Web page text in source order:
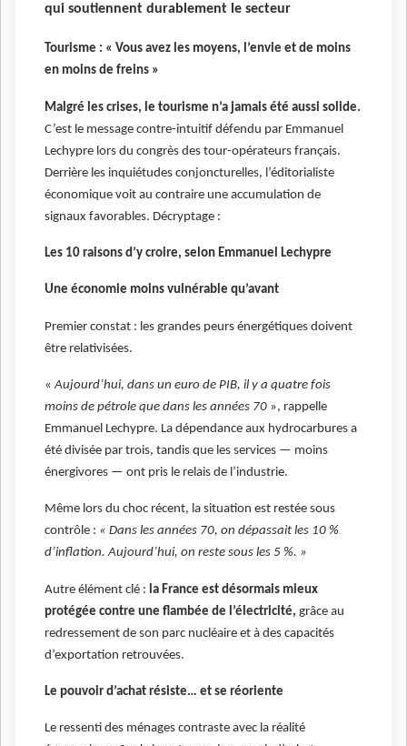
qui soutiennent durablement le secteur
Tourisme : « Vous avez les moyens, l’envie et de moins
en moins de freins »
Malgré les crises, le tourisme n’a jamais été aussi solide.
C’est le message contre-intuitif défendu par Emmanuel
Lechypre lors du congrès des tour-opérateurs français.
Derrière les inquiétudes conjoncturelles, l’éditorialiste
économique voit au contraire une accumulation de
signaux favorables. Décryptage :
Les 10 raisons d’y croire, selon Emmanuel Lechypre
Une économie moins vulnérable qu’avant
Premier constat : les grandes peurs énergétiques doivent
être relativisées.
«Aujourd’hui, dans un euro de PIB, il y a quatre fois
moins de pétrole que dans les années 70 », rappelle
Emmanuel Lechypre. La dépendance aux hydrocarbures a
été divisée par trois, tandis que les services — moins
énergivores — ont pris le relais de l’industrie.
Même lors du choc récent, la situation est restée sous
contrôle : « Dans les années 70, on dépassait les 10 %
d’inflation. Aujourd’hui, on reste sous les 5 %. »
Autre élément clé : la France est désormais mieux
protégée contre une flambée de l’électricité, grâce au
redressement de son parc nucléaire et à des capacités
d’exportation retrouvées.
Le pouvoir d’achat résiste… et se réoriente
Le ressenti des ménages contraste avec la réalité